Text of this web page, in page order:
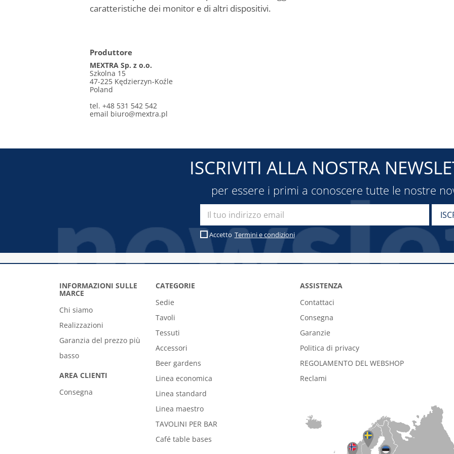
caratteristiche dei monitor e di altri dispositivi.
Produttore
MEXTRA Sp. z o.o.
Szkolna 15
47-225 Kędzierzyn-Koźle
Poland
tel. +48 531 542 542
email biuro@mextra.pl
ISCRIVITI ALLA NOSTRA
per essere i primi a conoscere tutte le nostre
Accetto Termini e condizioni
INFORMAZIONI SULLE
MARCE
Chi siamo
Realizzazioni
Garanzia del prezzo più
basso
AREA CLIENTI
Consegna
CATEGORIE
Sedie
Tavoli
Tessuti
Accessori
Beer gardens
Linea economica
Linea standard
Linea maestro
TAVOLINI PER BAR
Café table bases
ASSISTENZA
Contattaci
Consegna
Garanzie
Politica di privacy
REGOLAMENTO DEL WEBSHOP
Reclami